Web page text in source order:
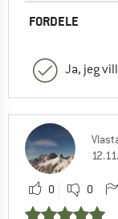
FORDELE
Ja, jeg
0 0